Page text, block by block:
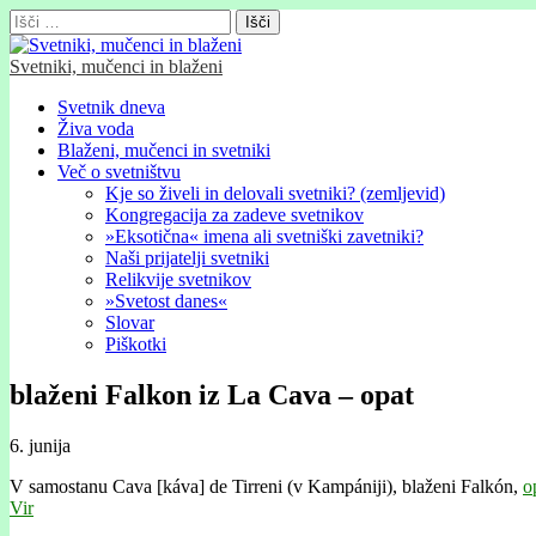
Išči:
Svetniki, mučenci in blaženi
Glavni
meni
Skip
content
Svetnik dneva
Živa voda
Blaženi, mučenci in svetniki
Več o svetništvu
Kje so živeli in delovali svetniki? (zemljevid)
Kongregacija za zadeve svetnikov
»Eksotična« imena ali svetniški zavetniki?
Naši prijatelji svetniki
Relikvije svetnikov
»Svetost danes«
Slovar
Piškotki
blaženi Falkon iz La Cava – opat
6. junija
V samostanu Cava [káva] de Tirreni (v Kampániji), blaženi Falkón,
Vir